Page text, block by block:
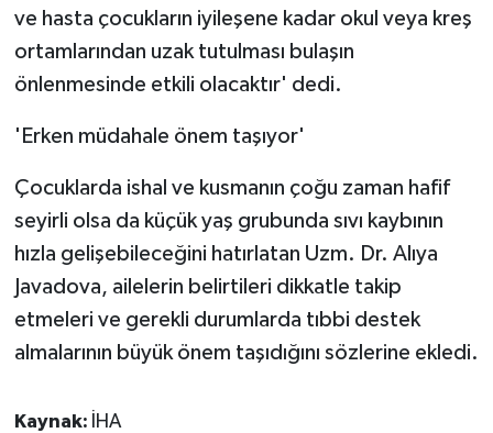
ve hasta çocukların iyileşene kadar okul veya kreş
ortamlarından uzak tutulması bulaşın
önlenmesinde etkili olacaktır' dedi.
'Erken müdahale önem taşıyor'
Çocuklarda ishal ve kusmanın çoğu zaman hafif
seyirli olsa da küçük yaş grubunda sıvı kaybının
hızla gelişebileceğini hatırlatan Uzm. Dr. Alıya
Javadova, ailelerin belirtileri dikkatle takip
etmeleri ve gerekli durumlarda tıbbi destek
almalarının büyük önem taşıdığını sözlerine ekledi.
Kaynak: İHA